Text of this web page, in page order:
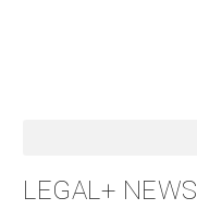
LEGAL+ NEWS